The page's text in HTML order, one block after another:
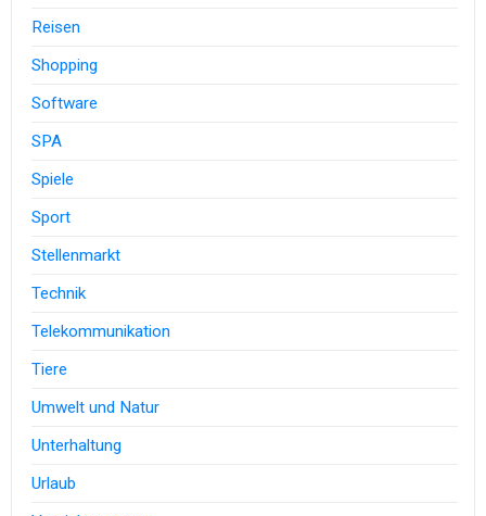
Reisen
Shopping
Software
SPA
Spiele
Sport
Stellenmarkt
Technik
Telekommunikation
Tiere
Umwelt und Natur
Unterhaltung
Urlaub